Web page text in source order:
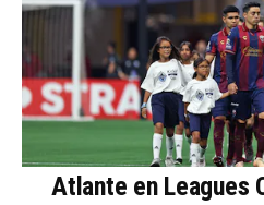
Atlante en Leagues